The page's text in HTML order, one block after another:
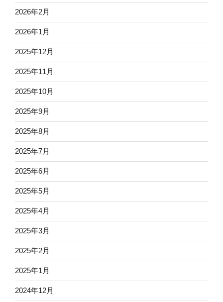
2026年2月
2026年1月
2025年12月
2025年11月
2025年10月
2025年9月
2025年8月
2025年7月
2025年6月
2025年5月
2025年4月
2025年3月
2025年2月
2025年1月
2024年12月